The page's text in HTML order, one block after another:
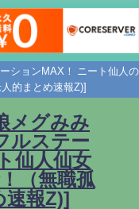
ションMAX！ ニート仙人の
的まとめ速報Z)]
メグみみ
ルステー
仙人仙女
（無職孤
速報Z)]